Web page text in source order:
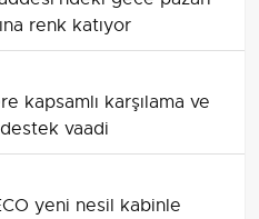
renk katıyor
kapsamlı karşılama ve
vaadi
yeni nesil kabinle